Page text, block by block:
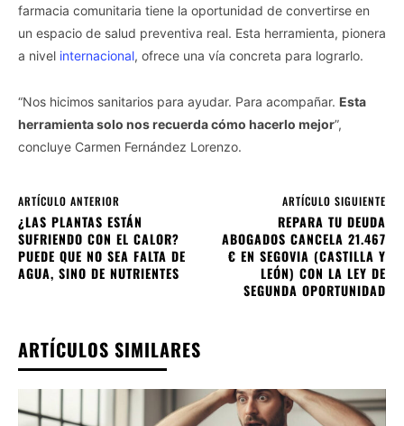
farmacia comunitaria tiene la oportunidad de convertirse en
un espacio de salud preventiva real. Esta herramienta, pionera
a nivel internacional, ofrece una vía concreta para lograrlo.
“Nos hicimos sanitarios para ayudar. Para acompañar. Esta
herramienta solo nos recuerda cómo hacerlo mejor”,
concluye Carmen Fernández Lorenzo.
ARTÍCULO ANTERIOR
¿LAS PLANTAS ESTÁN
SUFRIENDO CON EL CALOR?
PUEDE QUE NO SEA FALTA DE
AGUA, SINO DE NUTRIENTES
ARTÍCULO SIGUIENTE
REPARA TU DEUDA
ABOGADOS CANCELA 21.467
€ EN SEGOVIA (CASTILLA Y
LEÓN) CON LA LEY DE
SEGUNDA OPORTUNIDAD
ARTÍCULOS SIMILARES